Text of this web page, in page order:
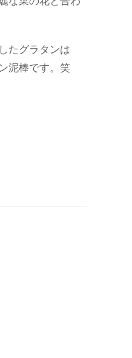
たグラタンは
泥棒です。笑